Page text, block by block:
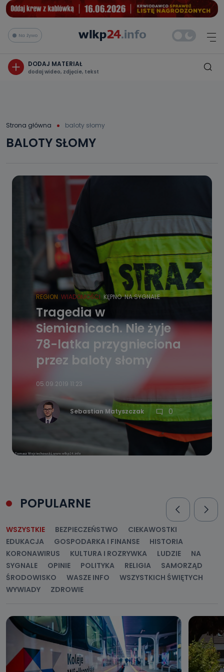
Na żywo
DODAJ MATERIAŁ
dodaj wideo, zdjęcie, tekst
Strona główna baloty słomy
BALOTY SŁOMY
REGION WIADOMOŚCI KĘPNO NA SYGNALE
Tragedia w
Siemianicach. Nie żyje
78-latka przygnieciona
przez baloty słomy
05.09.2019 11:23
Sebastian Matyszczak 0
POPULARNE
WSZYSTKIE BEZPIECZEŃSTWO
CIEKAWOSTKI
EDUKACJA
GOSPODARKA I FINANSE
HISTORIA
KORONAWIRUS
KULTURA I ROZRYWKA LUDZIE
NA
SYGNALE
OPINIE POLITYKA RELIGIA
SAMORZĄD
ŚRODOWISKO
WASZE INFO
WSZYSTKICH ŚWIĘTYCH
WYWIADY
ZDROWIE